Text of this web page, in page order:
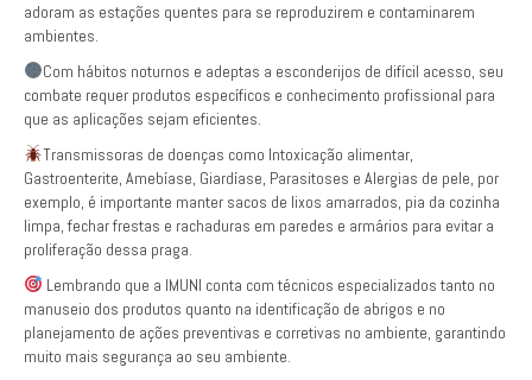
adoram as estações quentes para se reproduzirem e contaminarem
ambientes.
Com hábitos noturnos e adeptas a esconderijos de difícil acesso, seu
combate requer produtos específicos e conhecimento profissional para
que as aplicações sejam eficientes.
Transmissoras de doenças como Intoxicação alimentar,
Gastroenterite, Amebíase, Giardíase, Parasitoses e Alergias de pele, por
exemplo, é importante manter sacos de lixos amarrados, pia da cozinha
limpa, fechar frestas e rachaduras em paredes e armários para evitar a
proliferação dessa praga.
Lembrando que a IMUNI conta com técnicos especializados tanto no
manuseio dos produtos quanto na identificação de abrigos e no
planejamento de ações preventivas e corretivas no ambiente, garantindo
muito mais segurança ao seu ambiente.